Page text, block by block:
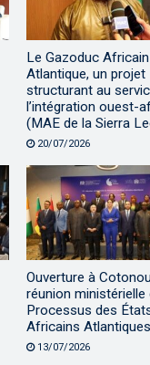
Le Gazoduc Africain
Atlantique, un projet
structurant au
l’intégration ouest-
(MAE de la Sierra
20/07/2026
Ouverture à
réunion ministérielle
Processus des
Africains Atlantiques
13/07/2026